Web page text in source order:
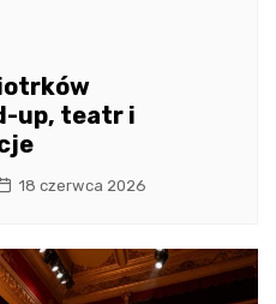
up, teatr i
18 czerwca 2026